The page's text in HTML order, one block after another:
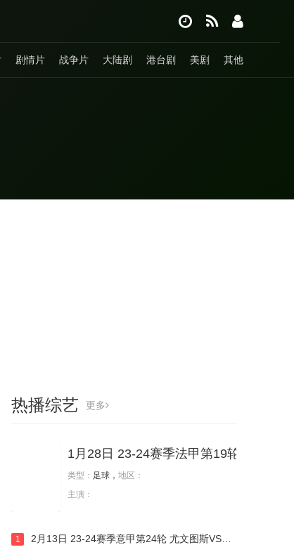
剧情片 战争片 大陆剧 港台剧 美剧 其他
热播综艺 更多
1月28日 23-24赛季法甲第19轮 马赛VS
类型： 足球， 地区：
主演：
1 2月13日 23-24赛季意甲第24轮 尤文图斯VS乌迪内斯